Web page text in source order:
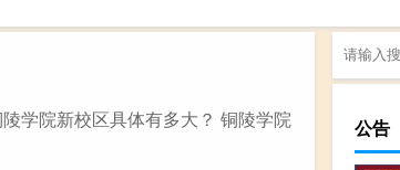
学院新校区具体有多大？ 铜陵学院
公告